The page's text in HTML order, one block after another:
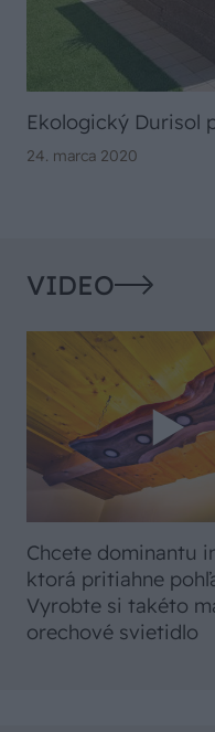
Ekologický Durisol
24. marca 2020
VIDEO
Chcete dominantu
ktorá pritiahne
Vyrobte si takéto
orechové svietidlo